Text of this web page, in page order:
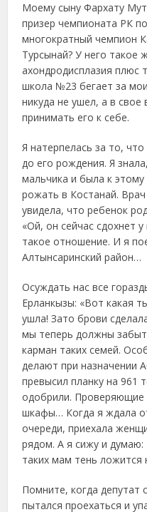
Моему сыну Фархату
призер чемпионата РК
многократный чемпион
Турсынай? У него такое
ахондродисплазия плюс
школа №23 бегает за
никуда не ушел, а в свое
принимать его к себе.
Я натерпелась за то,
до его рождения. Я
мальчика и была к
рожать в Костанай.
увидела, что ребенок
«Ой, он сейчас сдохнет
такое отношение. И я
Алтынсаринский район…
Осуждать нас все
Ерланкызы: «Вот какая
ушла! Зато брови
мы теперь должны
карман таких семей.
делают при назначении
превысил планку на 961
одобрили. Проверяющие
шкафы… Когда я ждала
очереди, приехала
рядом. А я сижу и думаю:
таких мам тень ложится
Помните, когда депутат
пытался проехаться и